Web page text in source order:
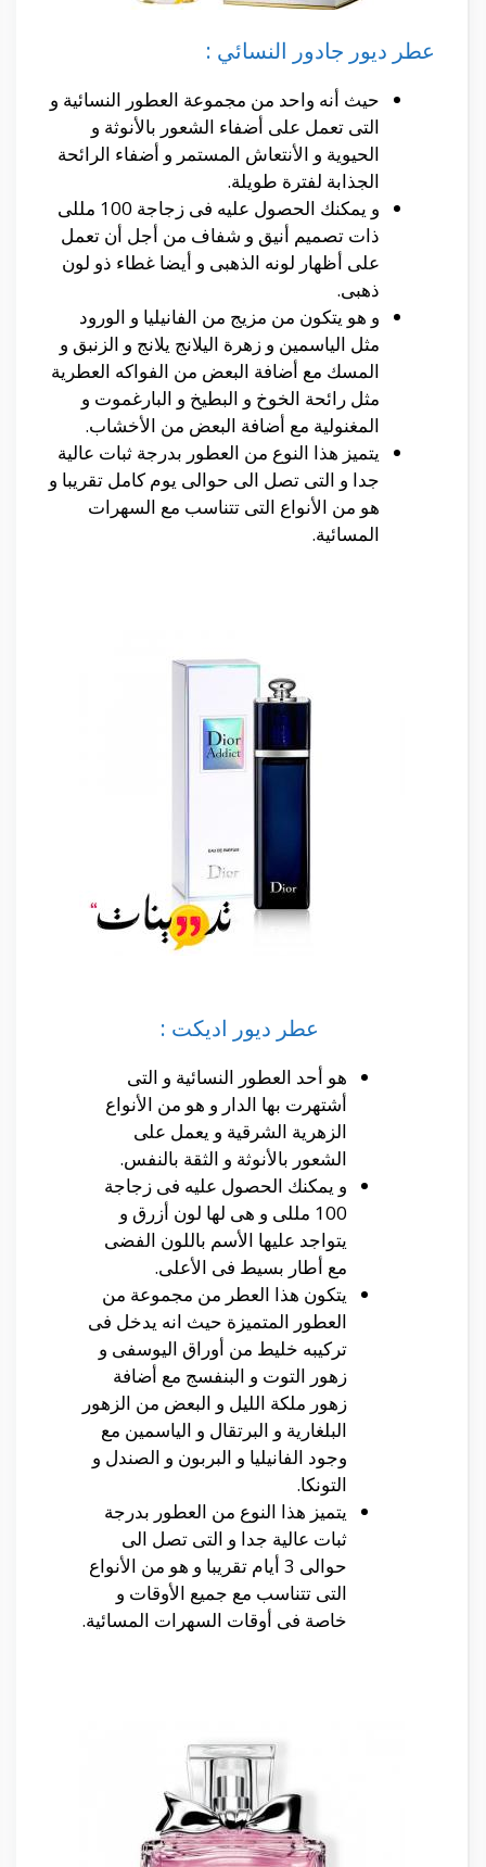
عطر ديور جادور النسائي :
حيث أنه واحد من مجموعة العطور النسائية و
التى تعمل على أضفاء الشعور بالأنوثة و
الحيوية و الأنتعاش المستمر و أضفاء الرائحة
الجذابة لفترة طويلة.
و يمكنك الحصول عليه فى زجاجة 100 مللى
ذات تصميم أنيق و شفاف من أجل أن تعمل
على أظهار لونه الذهبى و أيضا غطاء ذو لون
ذهبى.
و هو يتكون من مزيج من الفانيليا و الورود
مثل الياسمين و زهرة اليلانج يلانج و الزنبق و
المسك مع أضافة البعض من الفواكه العطرية
مثل رائحة الخوخ و البطيخ و البارغموت و
المغنولية مع أضافة البعض من الأخشاب.
يتميز هذا النوع من العطور بدرجة ثبات عالية
جدا و التى تصل الى حوالى يوم كامل تقريبا و
هو من الأنواع التى تتناسب مع السهرات
المسائية.
عطر ديور اديكت :
هو أحد العطور النسائية و التى
أشتهرت بها الدار و هو من الأنواع
الزهرية الشرقية و يعمل على
الشعور بالأنوثة و الثقة بالنفس.
و يمكنك الحصول عليه فى زجاجة
100 مللى و هى لها لون أزرق و
يتواجد عليها الأسم باللون الفضى
مع أطار بسيط فى الأعلى.
يتكون هذا العطر من مجموعة من
العطور المتميزة حيث انه يدخل فى
تركيبه خليط من أوراق اليوسفى و
زهور التوت و البنفسج مع أضافة
زهور ملكة الليل و البعض من الزهور
البلغارية و البرتقال و الياسمين مع
وجود الفانيليا و البربون و الصندل و
التونكا.
يتميز هذا النوع من العطور بدرجة
ثبات عالية جدا و التى تصل الى
حوالى 3 أيام تقريبا و هو من الأنواع
التى تتناسب مع جميع الأوقات و
خاصة فى أوقات السهرات المسائية.